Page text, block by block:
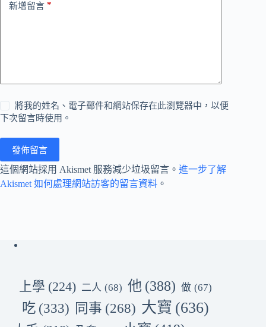
新增留言 *
將我的姓名、電子郵件和網站保存在此瀏覽器中，以便
下次留言時使用。
發佈留言
這個網站採用 Akismet 服務減少垃圾留言。 進一步了解
Akismet 如何處理網站訪客的留言資料 。
上學 (224) 二人 (68) 他 (388) 做 (67)
吃 (333) 同事 (268) 大寶 (636)